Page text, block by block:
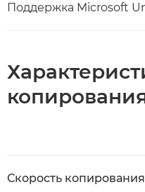
Поддержка Microsoft
Скорость копирования